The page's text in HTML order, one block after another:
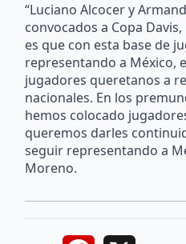
“Luciano Alcocer y
convocados a Copa
es que con esta base de
representando a México,
jugadores queretanos a
nacionales. En los
hemos colocado
queremos darles
seguir representando a
Moreno.